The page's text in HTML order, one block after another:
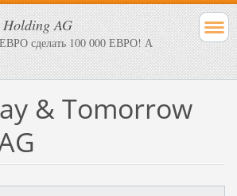
AG
сделать 100 000 ЕВРО! А
& Tomorrow